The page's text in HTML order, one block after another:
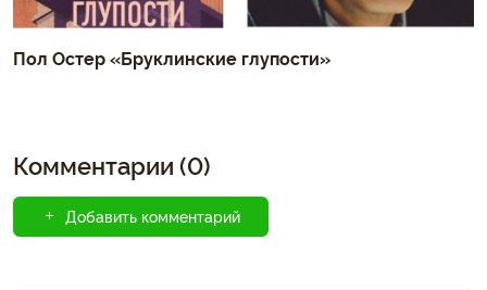
Пол Остер «Бруклинские глупости»
Комментарии (0)
Добавить комментарий